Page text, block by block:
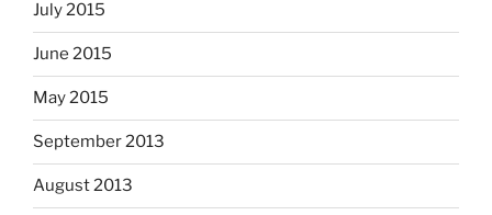
July 2015
June 2015
May 2015
September 2013
August 2013